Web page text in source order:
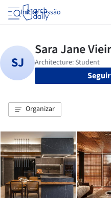
Iniciar sessão
Seguir
Organizar